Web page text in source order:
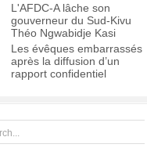
L'AFDC-A lâche son
gouverneur du Sud-Kivu
Théo Ngwabidje Kasi
Les évêques embarrassés
après la diffusion d’un
rapport confidentiel